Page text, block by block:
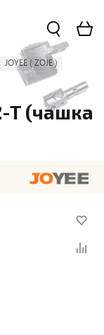
JOYEE ( ZOJE )
T (чашка